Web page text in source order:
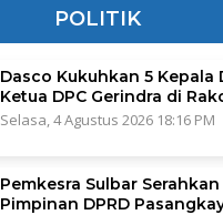
POLITIK
Dasco Kukuhkan 5 Kepala
Ketua DPC Gerindra di
Selasa, 4 Agustus 2026 18:16 PM
Pemkesra Sulbar Serahkan
Pimpinan DPRD